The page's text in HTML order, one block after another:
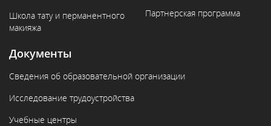
Школа тату и перманентного
макияжа
Партнерская программа
Документы
Сведения об образовательной организации
Исследование трудоустройства
Учебные центры